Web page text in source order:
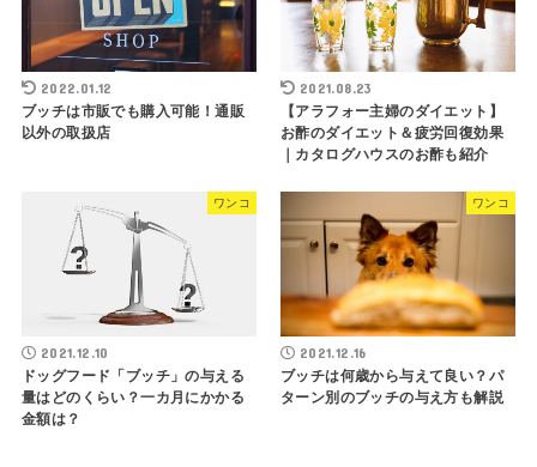
2022.01.12
ブッチは市販でも購入可能！通販
以外の取扱店
2021.08.23
【アラフォー主婦のダイエット】
お酢のダイエット＆疲労回復効果
｜カタログハウスのお酢も紹介
ワンコ
2021.12.10
ドッグフード「ブッチ」の与える
量はどのくらい？一カ月にかかる
金額は？
ワンコ
2021.12.16
ブッチは何歳から与えて良い？パ
ターン別のブッチの与え方も解説